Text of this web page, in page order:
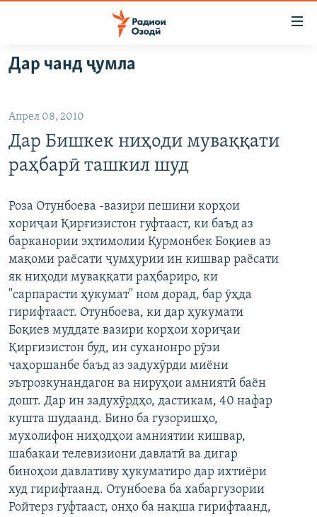
Ҷаҳиш
ба
аслӣ
Ҷаҳиш
ба
феҳристи
аслӣ
Ҷаҳиш
ҷустор
ГӮШАҲО
ҶОМЕА
ҚАЗИЯИ "КРОКУС"
ОСИЁИ МАРКАЗӢ
ФАРҲАНГ
МЕҲМОНИ ОЗОДӢ
ВАРЗИШ
РӮЗГОРИ МУҲОҶИР
САЛОМ, ХОҲАР
ТАҲҚИҚОТ
ҶАНГ ДАР УКРАИНА
НАЗАРИ МАРДУМ
БЛОГИСТОН
ОЗОДӢ ОНЛАЙН
ЧАНДРАСОНАӢ
ВИДЕО
НИГОРИСТОН
ГУЗОРИШҲОИ РАДИОӢ
РӮЙХАТҲО
КИТОБҲОИ ОЗОДӢ
Русский
ПАЙГИРӢ КУНЕД
Ҳамаи сомонаҳои RFE/RL
Дар чанд ҷумла
Апрел 08, 2010
Дар Бишкек ниҳоди муваққати
раҳбарӣ ташкил шуд
Роза Отунбоева -вазири пешини корҳои
хориҷаи Қирғизистон гуфтааст, ки баъд аз
барканории эҳтимолии Қурмонбек Боқиев аз
мақоми раёсати ҷумҳурии ин кишвар раёсати
як ниҳоди муваққати раҳбариро, ки
"сарпарасти ҳукумат" ном дорад, бар ӯҳда
гирифтааст. Отунбоева, ки дар ҳукумати
Боқиев муддате вазири корҳои хориҷаи
Қирғизистон буд, ин суханонро рӯзи
чаҳоршанбе баъд аз задухӯрди миёни
эътрозкунандагон ва нируҳои амниятӣ баён
дошт. Дар ин задухӯрдҳо, дастикам, 40 нафар
кушта шудаанд. Бино ба гузоришҳо,
мухолифон ниҳодҳои амниятии кишвар,
шабакаи телевизиони давлатӣ ва дигар
биноҳои давлативу ҳукуматиро дар ихтиёри
худ гирифтаанд. Отунбоева ба хабаргузории
Ройтерз гуфтааст, онҳо ба нақша гирифтаанд,